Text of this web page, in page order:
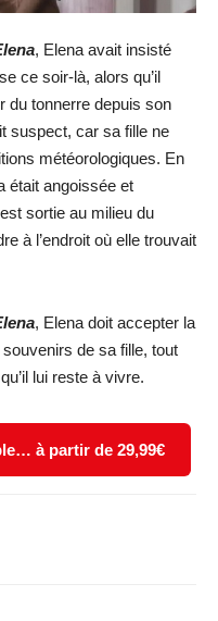
, Elena avait insisté
ce soir-là, alors qu’il
du tonnerre depuis son
suspect, car sa fille ne
météorologiques. En
était angoissée et
sortie au milieu du
à l’endroit où elle trouvait
, Elena doit accepter la
de sa fille, tout
lui reste à vivre.
à partir de 29,99€